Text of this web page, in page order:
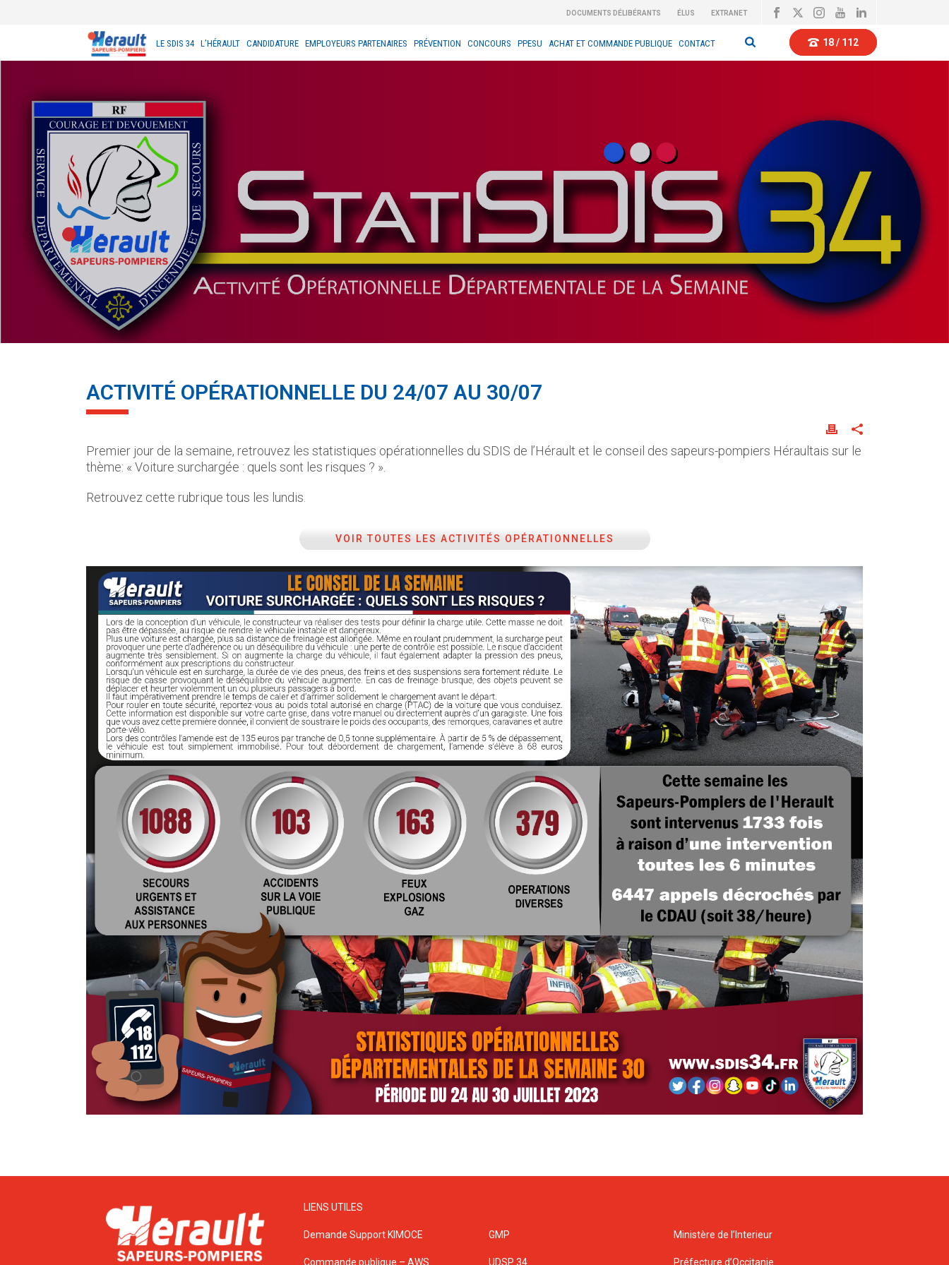
DOCUMENTS DÉLIBÉRANTS ÉLUS EXTRANET
LE SDIS 34 L’HÉRAULT CANDIDATURE EMPLOYEURS PARTENAIRES PRÉVENTION CONCOURS PPESU ACHAT ET COMMANDE PUBLIQUE CONTACT 18 / 112
ACTIVITÉ OPÉRATIONNELLE DU 24/07 AU 30/07
Premier jour de la semaine, retrouvez les statistiques opérationnelles du SDIS de l’Hérault et le conseil des sapeurs-pompiers Héraultais sur le
thème: « Voiture surchargée : quels sont les risques ? ».
Retrouvez cette rubrique tous les lundis.
VOIR TOUTES LES ACTIVITÉS OPÉRATIONNELLES
LIENS UTILES
Demande Support KIMOCE
Commande publique – AWS
GMP
UDSP 34
Ministère de l’Interieur
Préfecture d’Occitanie